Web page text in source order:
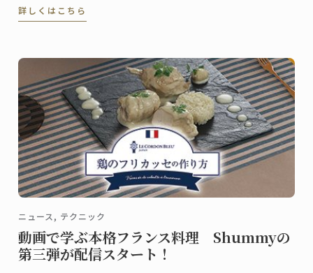
ガストロノミーと食の分野における次世代リーダーへ
詳しくはこちら
ニュース, テクニック
動画で学ぶ本格フランス料理 Shummyの
第三弾が配信スタート！